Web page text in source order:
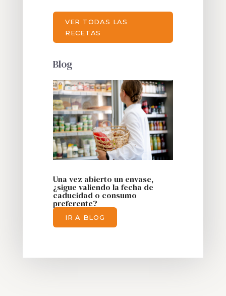
VER TODAS LAS
RECETAS
Blog
Una vez abierto un envase,
¿sigue valiendo la fecha de
caducidad o consumo
preferente?
IR A BLOG